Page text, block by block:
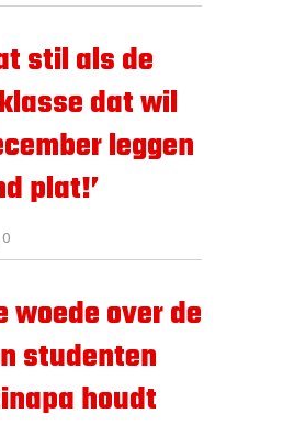
stil als de
dat wil
leggen
plat!’
0
woede over de
studenten
houdt